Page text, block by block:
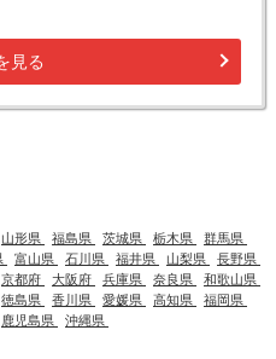
見る
山形県 福島県 茨城県 栃木県
群馬県
富山県 石川県 福井県 山梨県
長野県
京都府 大阪府 兵庫県 奈良県
和歌山県
徳島県 香川県 愛媛県 高知県
福岡県
鹿児島県 沖縄県